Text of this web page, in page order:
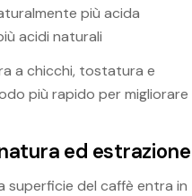
più acida
acidi naturali
a chicchi, tostatura e
più rapido per migliorare
ed estrazione
superficie del caffè entra in